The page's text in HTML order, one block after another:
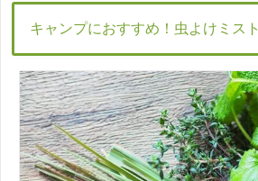
キャンプにおすすめ！虫よけミスト